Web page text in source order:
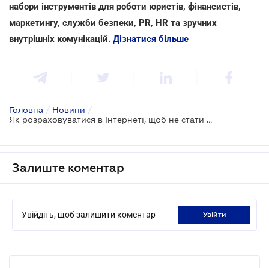
набори інструментів для роботи юристів, фінансистів,
маркетингу, служби безпеки, PR, HR та зручних
внутрішніх комунікацій. Дізнатися більше
Головна / Новини /
Як розраховуватися в Інтернеті, щоб не стати жертвою шахраїв
Залиште коментар
Увійдіть, щоб залишити коментар увійти